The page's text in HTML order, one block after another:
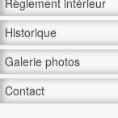
Règlement intérieur
Historique
Galerie photos
Contact